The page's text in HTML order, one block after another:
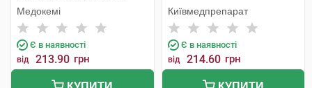
Медокемі
Є в наявності
від 213.90 грн
Київмедпрепарат
Є в наявності
від 214.60 грн